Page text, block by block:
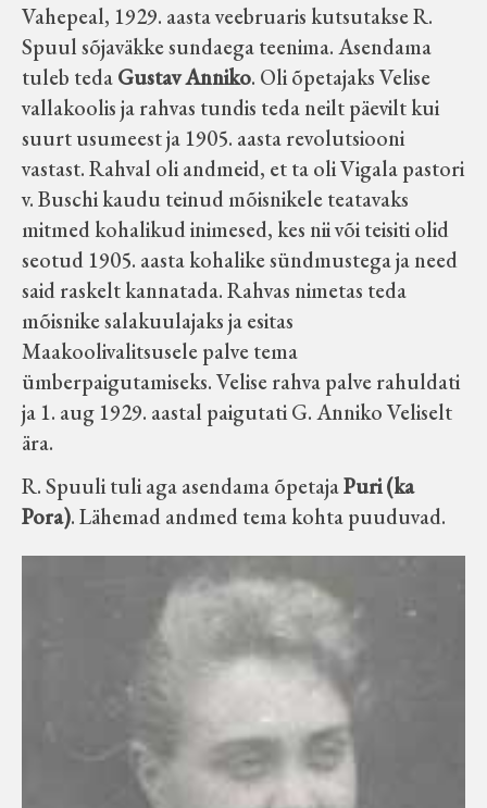
Vahepeal, 1929. aasta veebruaris kutsutakse R.
Spuul sõjaväkke sundaega teenima. Asendama
tuleb tedaGustav Anniko. Oli õpetajaks Velise
vallakoolis ja rahvas tundis teda neilt päevilt kui
suurt usumeest ja 1905. aasta revolutsiooni
vastast. Rahval oli andmeid, et ta oli Vigala pastori
v. Buschi kaudu teinud mõisnikele teatavaks
mitmed kohalikud inimesed, kes nii või teisiti olid
seotud 1905. aasta kohalike sündmustega ja need
said raskelt kannatada. Rahvas nimetas teda
mõisnike salakuulajaks ja esitas
Maakoolivalitsusele palve tema
ümberpaigutamiseks. Velise rahva palve rahuldati
ja 1. aug 1929. aastal paigutati G. Anniko Veliselt
ära.
R. Spuuli tuli aga asendama õpetajaPuri (ka
Pora). Lähemad andmed tema kohta puuduvad.